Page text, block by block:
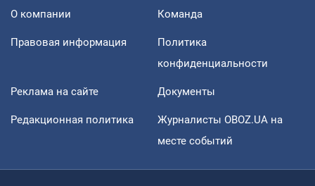
О компании Команда
Правовая информация
Политика
конфиденциальности
Реклама на сайте Документы
Редакционная политика
Журналисты OBOZ.UA на
месте событий